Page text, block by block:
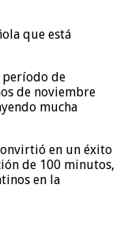
período de
de noviembre
mucha
en un éxito
de 100 minutos,
en la